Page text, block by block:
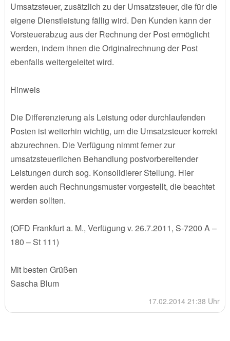
Umsatzsteuer, zusätzlich zu der Umsatzsteuer, die für die
eigene Dienstleistung fällig wird. Den Kunden kann der
Vorsteuerabzug aus der Rechnung der Post ermöglicht
werden, indem ihnen die Originalrechnung der Post
ebenfalls weitergeleitet wird.
Hinweis
Die Differenzierung als Leistung oder durchlaufenden
Posten ist weiterhin wichtig, um die Umsatzsteuer korrekt
abzurechnen. Die Verfügung nimmt ferner zur
umsatzsteuerlichen Behandlung postvorbereitender
Leistungen durch sog. Konsolidierer Stellung. Hier
werden auch Rechnungsmuster vorgestellt, die beachtet
werden sollten.
(OFD Frankfurt a. M., Verfügung v. 26.7.2011, S-7200 A –
180 – St 111)
Mit besten Grüßen
Sascha Blum
17.02.2014 21:38 Uhr